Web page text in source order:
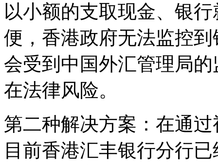
以小额的支取现金、银
便，香港政府无法监控
会受到中国外汇管理局
在法律风险。
第二种解决方案：在通
目前香港汇丰银行分行